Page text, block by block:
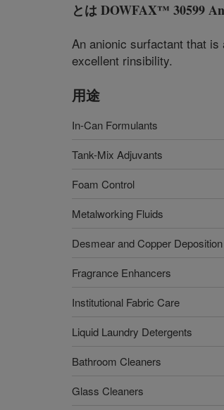
とはDOWFAX™ 30599
An anionic surfactant that
excellent rinsibility.
用途
In-Can Formulants
Tank-Mix Adjuvants
Foam Control
Metalworking Fluids
Desmear and Copper Deposition
Fragrance Enhancers
Institutional Fabric Care
Liquid Laundry Detergents
Bathroom Cleaners
Glass Cleaners